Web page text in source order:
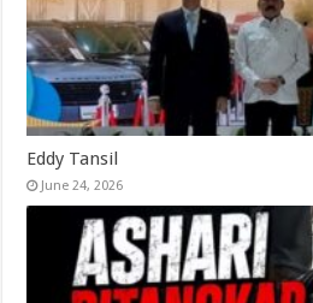
Eddy Tansil
June 24, 2026